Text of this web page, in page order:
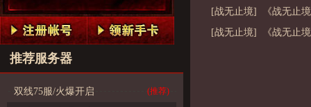
推荐服务器
双线75服/火爆开启 (推荐)
[战无止境] 《战无止
[战无止境] 《战无止